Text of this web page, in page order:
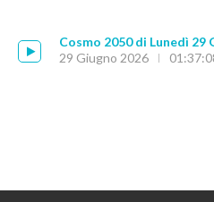
Cosmo 2050 di Lunedì 29
29 Giugno 2026